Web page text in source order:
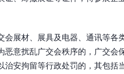
会展材、展具及电器、通讯等各
恶意扰乱广交会秩序的，广交
治安拘留等行政处罚的，其包括